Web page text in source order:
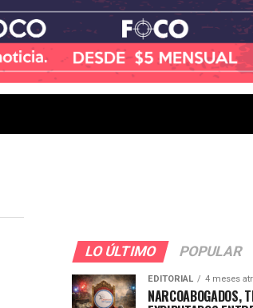
LO ÚLTIMO POPULAR
EDITORIAL 4 meses
NARCOABOGADOS,